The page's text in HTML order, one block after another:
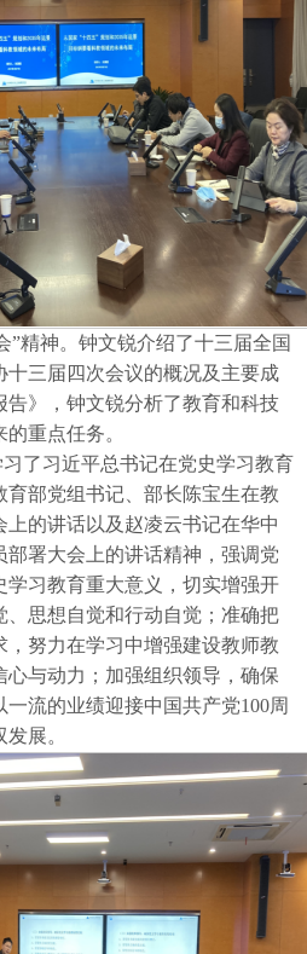
”精神。钟文锐介绍了十三届全国
十三届四次会议的概况及主要成
告》，钟文锐分析了教育和科技
重点任务。
了习近平总书记在党史学习教育
部党组书记、部长陈宝生在教
的讲话以及赵凌云书记在华中
署大会上的讲话精神，强调党
学习教育重大意义，切实增强开
、思想自觉和行动自觉；准确把
努力在学习中增强建设教师教
与动力；加强组织领导，确保
流的业绩迎接中国共产党100周
展。